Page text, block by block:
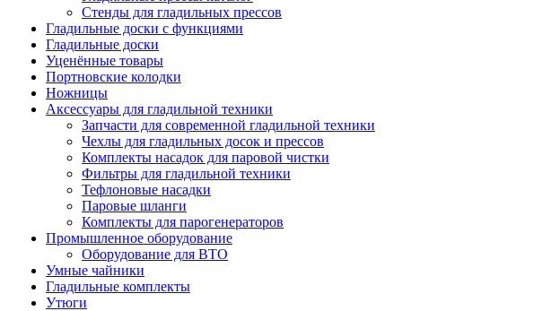
Стенды для гладильных прессов
Гладильные доски с функциями
Гладильные доски
Уценённые товары
Портновские колодки
Ножницы
Аксессуары для гладильной техники
Запчасти для современной гладильной техники
Чехлы для гладильных досок и прессов
Комплекты насадок для паровой чистки
Фильтры для гладильной техники
Тефлоновые насадки
Паровые шланги
Комплекты для парогенераторов
Промышленное оборудование
Оборудование для ВТО
Умные чайники
Гладильные комплекты
Утюги